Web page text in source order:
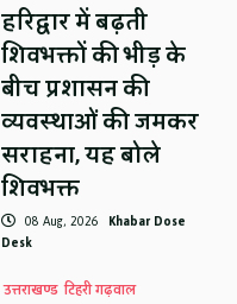
हरिद्वार में बढ़ती
शिवभक्तों की भीड़ के
बीच प्रशासन की
व्यवस्थाओं की जमकर
सराहना, यह बोले
शिवभक्त
08 Aug, 2026 Khabar Dose
Desk
उत्तराखण्ड टिहरी गढ़वाल